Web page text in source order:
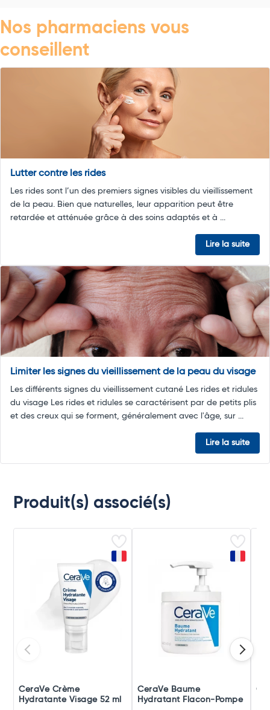
Nos pharmaciens vous
conseillent
Lutter contre les rides
Les rides sont l’un des premiers signes visibles du vieillissement
de la peau. Bien que naturelles, leur apparition peut être
retardée et atténuée grâce à des soins adaptés et à ...
Lire la suite
Limiter les signes du vieillissement de la peau du visage
Les différents signes du vieillissement cutané Les rides et ridules
du visage Les rides et ridules se caractérisent par de petits plis
et des creux qui se forment, généralement avec l'âge, sur ...
Lire la suite
Produit(s) associé(s)
CeraVe Crème
Hydratante Visage 52 ml
CeraVe Baume
Hydratant Flacon-Pompe